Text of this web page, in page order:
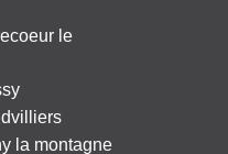
le
la montagne